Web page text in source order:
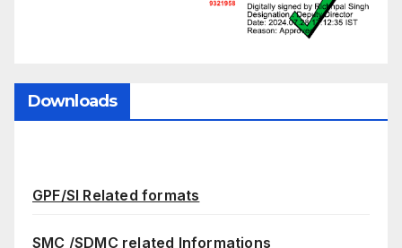
Downloads
GPF/SI Related formats
SMC /SDMC related Informations